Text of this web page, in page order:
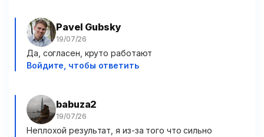
Pavel Gubsky
Да, согласен, круто работают
Войдите, чтобы ответить
babuza2
Неплохой результат, я из-за того что сильно